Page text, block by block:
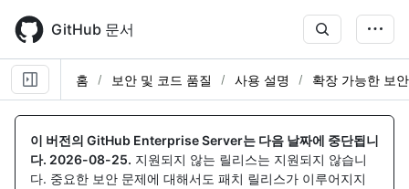
main
content
GitHub 문서
홈 보안 및 코드 품질 사용 설명 확장 가능한 보안
이 버전의 GitHub Enterprise Server는 다음 날짜에 중단됩니
다. 2026-08-25. 지원되지 않는 릴리스는 지원되지 않습니
다. 중요한 보안 문제에 대해서도 패치 릴리스가 이루어지지